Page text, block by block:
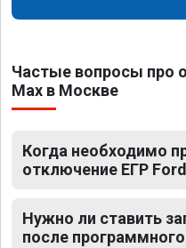
Частые вопросы про
Max в Москве
Когда необходимо
отключение ЕГР
Нужно ли ставить
после